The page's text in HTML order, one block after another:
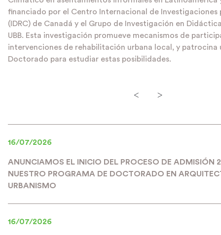
financiado por el Centro Internacional de Investigaciones
(IDRC) de Canadá y el Grupo de Investigación en
UBB. Esta investigación promueve mecanismos de
intervenciones de rehabilitación urbana local, y patrocina
Doctorado para estudiar estas posibilidades.
< >
16/07/2026
ANUNCIAMOS EL INICIO DEL PROCESO DE ADMISIÓN
NUESTRO PROGRAMA DE DOCTORADO EN
URBANISMO
16/07/2026